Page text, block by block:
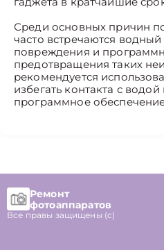
Среди основных причин
часто встречаются
повреждения и
предотвращения таких
рекомендуется
избегать контакта с
программное
Ремонт
фотоаппаратов
Все правы защищены (с)